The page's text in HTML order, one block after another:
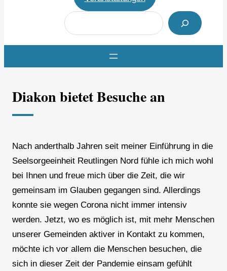
S
u
c
Diakon bietet Besuche an
Nach anderthalb Jahren seit meiner Einführung in die
Seelsorgeeinheit Reutlingen Nord fühle ich mich wohl
bei Ihnen und freue mich über die Zeit, die wir
gemeinsam im Glauben gegangen sind. Allerdings
konnte sie wegen Corona nicht immer intensiv
werden. Jetzt, wo es möglich ist, mit mehr Menschen
unserer Gemeinden aktiver in Kontakt zu kommen,
möchte ich vor allem die Menschen besuchen, die
sich in dieser Zeit der Pandemie einsam gefühlt